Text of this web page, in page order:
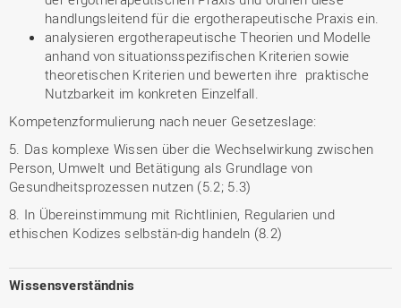
handlungsleitend für die ergotherapeutische Praxis ein.
analysieren ergotherapeutische Theorien und Modelle
anhand von situationsspezifischen Kriterien sowie
theoretischen Kriterien und bewerten ihre praktische
Nutzbarkeit im konkreten Einzelfall.
Kompetenzformulierung nach neuer Gesetzeslage:
5. Das komplexe Wissen über die Wechselwirkung zwischen
Person, Umwelt und Betätigung als Grundlage von
Gesundheitsprozessen nutzen (5.2; 5.3)
8. In Übereinstimmung mit Richtlinien, Regularien und
ethischen Kodizes selbstän-dig handeln (8.2)
Wissensverständnis